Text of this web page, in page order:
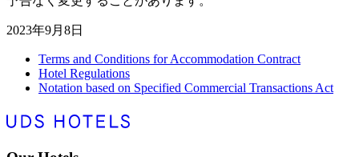
2023年9月8日
Terms and Conditions for Accommodation Contract
Hotel Regulations
Notation based on Specified Commercial Transactions Act